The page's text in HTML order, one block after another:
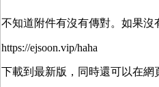
不知道附件有沒有傳對。如果沒
https://ejsoon.vip/haha
下載到最新版，同時還可以在網